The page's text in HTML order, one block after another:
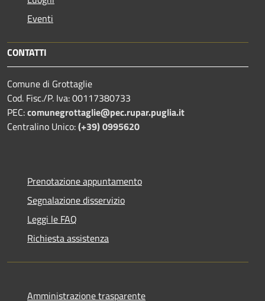
Eventi
CONTATTI
Comune di Grottaglie
Cod. Fisc./P. Iva: 00117380733
PEC:comunegrottaglie@pec.rupar.puglia.it
Centralino Unico:(+39) 0995620
Prenotazione appuntamento
Segnalazione disservizio
Leggi le FAQ
Richiesta assistenza
Amministrazione trasparente